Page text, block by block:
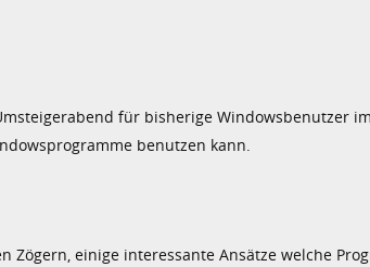
für bisherige Windowsbenutzer
benutzen kann.
einige interessante Ansätze welche